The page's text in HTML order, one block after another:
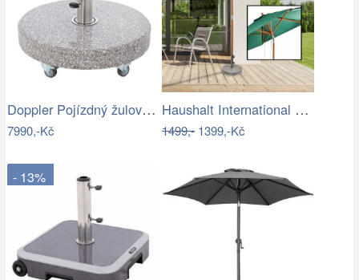
Doppler Pojízdný žulový stojan s…
7990,-Kč
Haushalt International Dřevěný…
1499,-1399,-Kč
- 13%